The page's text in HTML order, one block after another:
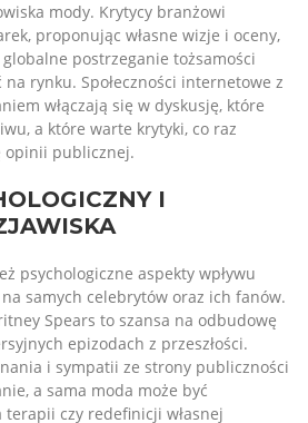
mody. Krytycy branżowi
proponując własne wizje i oceny,
postrzeganie tożsamości
rynku. Społeczności internetowe z
włączają się w dyskusję, które
a które warte krytyki, co raz
opinii publicznej.
I
psychologiczne aspekty wpływu
samych celebrytów oraz ich fanów.
Spears to szansa na odbudowę
epizodach z przeszłości.
i sympatii ze strony publiczności
a sama moda może być
czy redefinicji własnej